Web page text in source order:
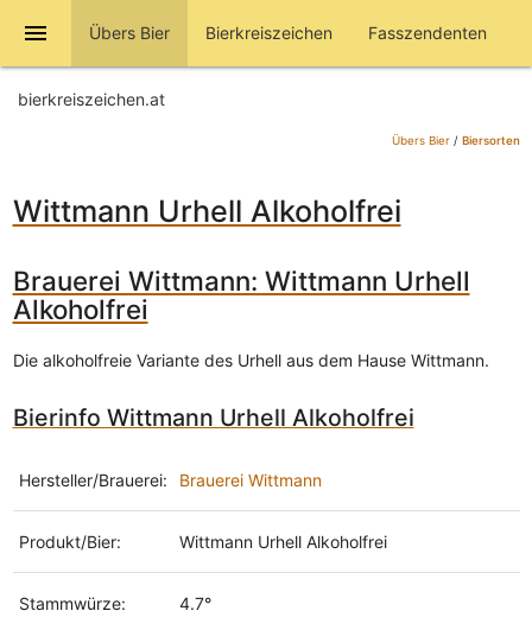
menu Übers Bier Bierkreiszeichen Fasszendenten
bierkreiszeichen.at
Übers Bier/ Biersorten
Wittmann Urhell Alkoholfrei
Brauerei Wittmann: Wittmann Urhell
Alkoholfrei
Die alkoholfreie Variante des Urhell aus dem Hause Wittmann.
Bierinfo Wittmann Urhell Alkoholfrei
Hersteller/Brauerei: Brauerei Wittmann
Produkt/Bier: Wittmann Urhell Alkoholfrei
Stammwürze: 4.7°